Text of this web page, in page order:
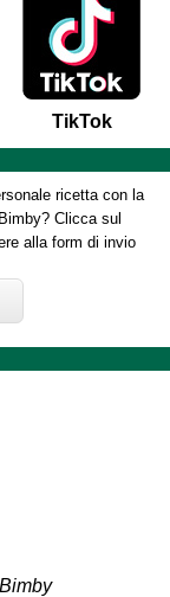
TikTok
ricetta con la
Clicca sul
alla form di invio